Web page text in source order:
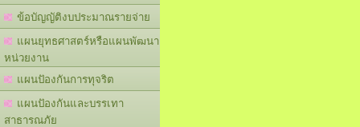
ข้อบัญญัติงบประมาณรายจ่าย
แผนยุทธศาสตร์หรือแผนพัฒนา
หน่วยงาน
แผนปัองกันการทุจริต
แผนปัองกันและบรรเทา
สาธารณภัย